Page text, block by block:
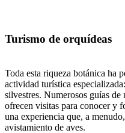
Turismo de orquídeas
Toda esta riqueza botánica ha
actividad turística
silvestres. Numerosos guías de
ofrecen visitas para conocer y
una experiencia que, a
avistamiento de aves.